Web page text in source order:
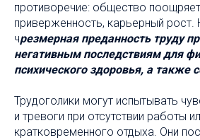
противоречие: общество
приверженность, карьерный рост.
чрезмерная преданность труду
негативным последствиям для
психического здоровья, а также
Трудоголики могут испытывать
и тревоги при отсутствии работы
кратковременного отдыха. Они